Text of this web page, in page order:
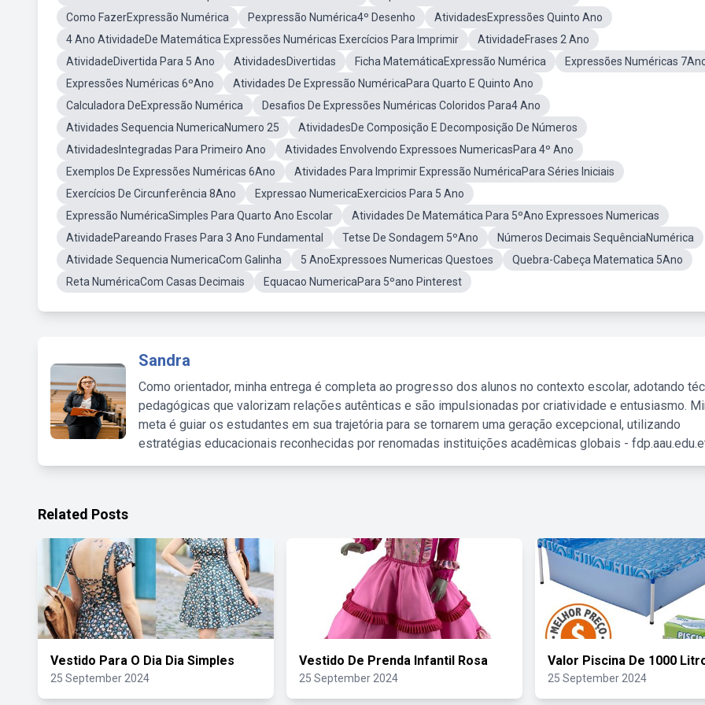
Como FazerExpressão Numérica
Pexpressão Numérica4º Desenho
AtividadesExpressões Quinto Ano
4 Ano AtividadeDe Matemática Expressões Numéricas Exercícios Para Imprimir
AtividadeFrases 2 Ano
AtividadeDivertida Para 5 Ano
AtividadesDivertidas Ficha MatemáticaExpressão Numérica
Expressões Numéricas
Expressões Numéricas 6ºAno
Atividades De Expressão NuméricaPara Quarto E Quinto Ano
Calculadora DeExpressão Numérica
Desafios De Expressões Numéricas Coloridos Para4 Ano
Atividades Sequencia NumericaNumero 25
AtividadesDe Composição E Decomposição De Números
AtividadesIntegradas Para Primeiro Ano
Atividades Envolvendo Expressoes NumericasPara 4º Ano
Exemplos De Expressões Numéricas 6Ano
Atividades Para Imprimir Expressão NuméricaPara Séries Iniciais
Exercícios De Circunferência 8Ano
Expressao NumericaExercicios Para 5 Ano
Expressão NuméricaSimples Para Quarto Ano Escolar
Atividades De Matemática Para 5ºAno Expressoes Numericas
AtividadePareando Frases Para 3 Ano Fundamental
Tetse De Sondagem 5ºAno
Números Decimais SequênciaNumérica
Atividade Sequencia NumericaCom Galinha
5 AnoExpressoes Numericas Questoes
Quebra-Cabeça Matematica 5Ano
Reta NuméricaCom Casas Decimais
Equacao NumericaPara 5ºano Pinterest
Sandra
Como orientador, minha entrega é completa ao progresso dos alunos no contexto escolar, adotando
pedagógicas que valorizam relações autênticas e são impulsionadas por criatividade e entusiasmo.
meta é guiar os estudantes em sua trajetória para se tornarem uma geração excepcional, utilizando
estratégias educacionais reconhecidas por renomadas instituições acadêmicas globais -
Related Posts
Vestido Para O Dia Dia Simples
25 September 2024
Vestido De Prenda Infantil Rosa
25 September 2024
Valor Piscina De 1000
25 September 2024